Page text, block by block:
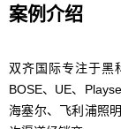
案例介绍
双齐国际专注于黑
BOSE、UE、
海塞尔、飞利浦照